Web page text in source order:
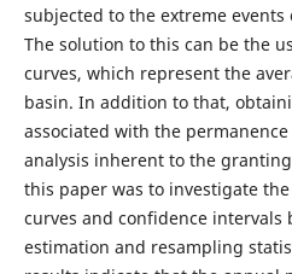
subjected to the extreme events
The solution to this can be the
curves, which represent the
basin. In addition to that,
associated with the
analysis inherent to the
this paper was to investigate
curves and confidence
estimation and resampling